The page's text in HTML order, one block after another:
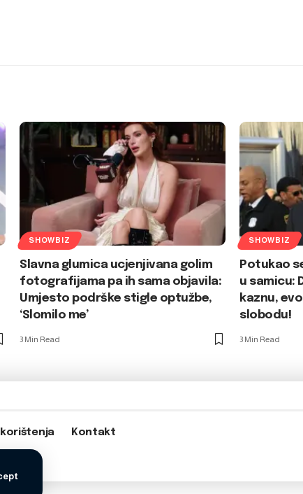
SHOWBIZ
Slavna glumica ucjenjivana golim
fotografijama pa ih sama objavila:
Umjesto podrške stigle optužbe,
‘Slomilo me’
3 Min Read
SHOWBIZ
Potukao
u samicu:
kaznu,
slobodu!
3 Min Read
Kontakt